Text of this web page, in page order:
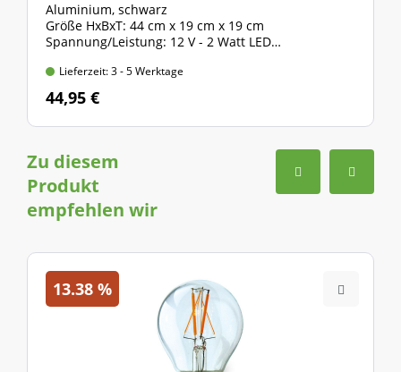
Aluminium, schwarz
Größe HxBxT: 44 cm x 19 cm x 19 cm
Spannung/Leistung: 12 V - 2 Watt LED
Lieferzeit: 3 - 5 Werktage
44,95 €
Zu diesem
Produkt
empfehlen wir
13.38 %